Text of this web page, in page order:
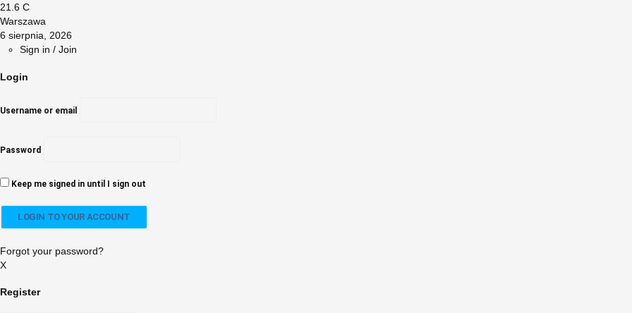
21.6 C
Warszawa
6 sierpnia, 2026
Sign in / Join
Login
Username or email
Password
Keep me signed in until I sign out
Forgot your password?
X
Register